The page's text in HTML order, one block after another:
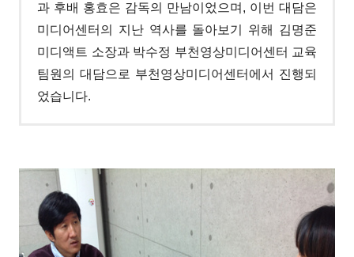
과 후배 홍효은 감독의 만남이었으며 , 이번 대담은
미디어센터의 지난 역사를 돌아보기 위해 김명준
미디액트 소장과 박수정 부천영상미디어센터 교육
팀원의 대담으로 부천영상미디어센터에서 진행되
었습니다.